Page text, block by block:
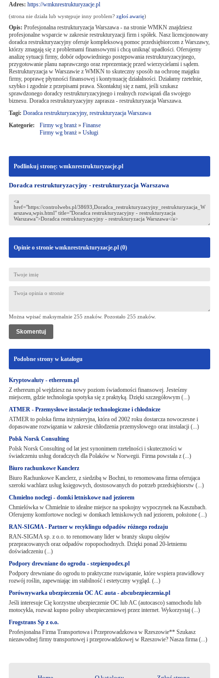
Adres: https://wmknrestrukturyzacje.pl
(strona nie działa lub występuje inny problem? zgłoś awarię)
Opis: Profesjonalna restrukturyzacja Warszawa - na stronie WMKN znajdziesz
profesjonalne wsparcie w zakresie restrukturyzacji firm i spółek. Nasz licencjonowany
doradca restrukturyzacyjny oferuje kompleksową pomoc przedsiębiorcom z Warszawy,
którzy zmagają się z problemami finansowymi i chcą uniknąć upadłości. Oferujemy
analizę sytuacji firmy, dobór odpowiedniego postępowania restrukturyzacyjnego,
przygotowanie planu naprawczego oraz reprezentację przed wierzycielami i sądem.
Restrukturyzacja w Warszawie z WMKN to skuteczny sposób na ochronę majątku
firmy, poprawę płynności finansowej i kontynuację działalności. Działamy rzetelnie,
szybko i zgodnie z przepisami prawa. Skontaktuj się z nami, jeśli szukasz
sprawdzonego doradcy restrukturyzacyjnego i realnych rozwiązań dla swojego
biznesu. Doradca restrukturyzacyjny zaprasza - restrukturyzacja Warszawa.
Tagi: Doradca restrukturyzacyjny, restrukturyzacja Warszawa
Kategorie:
Firmy wg branż» Finanse
Firmy wg branż» Usługi
Podlinkuj stronę: wmknrestrukturyzacje.pl
Doradca restrukturyzacyjny - restrukturyzacja Warszawa
Opinie o stronie wmknrestrukturyzacje.pl (0)
Można wpisać maksymalnie 255 znaków. Pozostało 255 znaków.
Podobne strony w katalogu
Kryptowaluty - ethereum.pl
Z ethereum.pl wejdziesz na nowy poziom świadomości finansowej. Jesteśmy
miejscem, gdzie technologia spotyka się z praktyką. Dzięki szczegółowym (...)
ATMER - Przemysłowe instalacje technologiczne i chłodnicze
ATMER to polska firma inżynieryjna, która od 2002 roku dostarcza nowoczesne i
dopasowane rozwiązania w zakresie chłodzenia przemysłowego oraz instalacji (...)
Polsk Norsk Consulting
Polsk Norsk Consulting od lat jest synonimem rzetelności i skuteczności w
świadczeniu usług doradczych dla Polaków w Norwegii. Firma powstała z (...)
Biuro rachunkowe Kanclerz
Biuro Rachunkowe Kanclerz, z siedzibą w Bochni, to renomowana firma oferująca
szeroki wachlarz usług księgowych, dostosowanych do potrzeb przedsiębiorstw (...)
Chmielno noclegi - domki letniskowe nad jeziorem
Chmielówka w Chmielnie to idealne miejsce na spokojny wypoczynek na Kaszubach.
Oferujemy komfortowe noclegi w domkach letniskowych nad jeziorem, położone (...)
RAN-SIGMA - Partner w recyklingu odpadów różnego rodzaju
RAN-SIGMA sp. z o.o. to renomowany lider w branży skupu olejów
przepracowanych oraz odpadów ropopochodnych. Dzięki ponad 20-letniemu
doświadczeniu (...)
Podpory drewniane do ogrodu - stepienpodex.pl
Podpory drewniane do ogrodu to praktyczne rozwiązanie, które wspiera prawidłowy
rozwój roślin, zapewniając im stabilność i estetyczny wygląd. (...)
Porównywarka ubezpieczenia OC AC auta - abcubezpieczenia.pl
Jeśli interesuje Cię korzystne ubezpieczenie OC lub AC (autocasco) samochodu lub
motocykla, rozważ kupno polisy ubezpieczeniowej przez internet. Wykorzystaj (...)
Frogstrans Sp z o.o.
Profesjonalna Firma Transportowa i Przeprowadzkowa w Rzeszowie** Szukasz
niezawodnej firmy transportowej i przeprowadzkowej w Rzeszowie? Nasza firma (...)